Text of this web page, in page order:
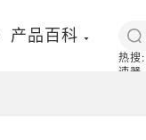
产品百科
热搜:
速器